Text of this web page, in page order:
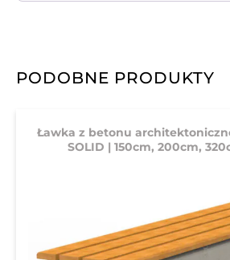
PODOBNE PRODUKTY
Ławka z betonu
SOLID | 150cm, 200cm,